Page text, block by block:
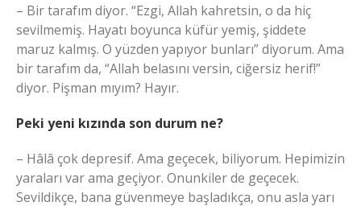
– Bir tarafım diyor. “Ezgi, Allah kahretsin, o da hiç
sevilmemiş. Hayatı boyunca küfür yemiş, şiddete
maruz kalmış. O yüzden yapıyor bunları” diyorum. Ama
bir tarafım da, “Allah belasını versin, ciğersiz herif!”
diyor. Pişman mıyım? Hayır.
Peki yeni kızında son durum ne?
– Hâlâ çok depresif. Ama geçecek, biliyorum. Hepimizin
yaraları var ama geçiyor. Onunkiler de geçecek.
Sevildikçe, bana güvenmeye başladıkça, onu asla yarı